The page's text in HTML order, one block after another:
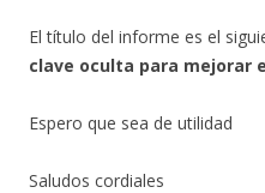
El título del informe es el
clave oculta para mejorar
Espero que sea de utilidad
Saludos cordiales